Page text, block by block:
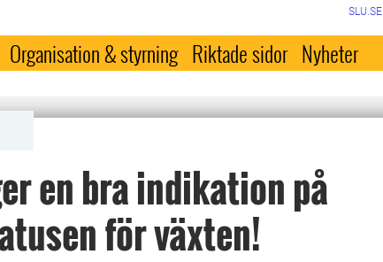
SLU.SE
Organisation & styrning Riktade sidor Nyheter
en bra indikation på
för växten!